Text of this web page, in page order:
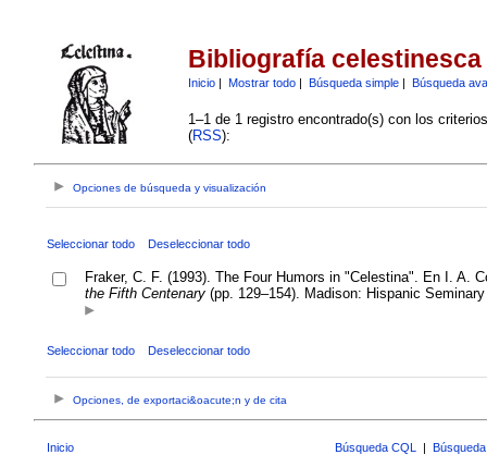
Bibliografía celestinesca
Inicio| Mostrar todo| Búsqueda simple| Búsqueda
1–1 de 1 registro encontrado(s) con los
(RSS):
Opciones de búsqueda y visualización
Seleccionar todo Deseleccionar todo
Fraker, C. F. (1993). The Four Humors in "Celestina". En I. A.
the Fifth Centenary(pp. 129–154). Madison: Hispanic
Seleccionar todo Deseleccionar todo
Opciones, de exportaci&oacute;n y de cita
Inicio Búsqueda CQL |